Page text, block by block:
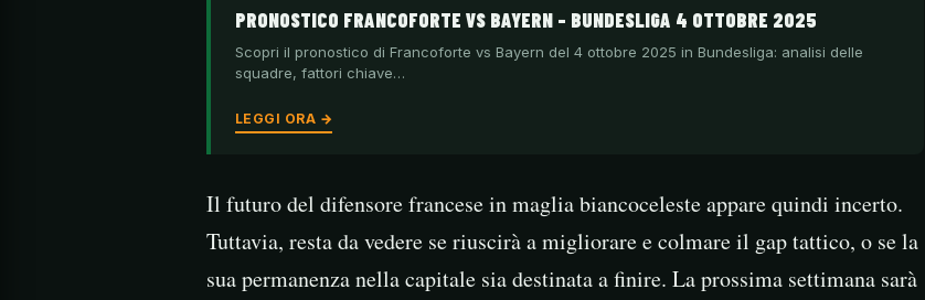
PRONOSTICO FRANCOFORTE VS BAYERN – BUNDESLIGA 4 OTTOBRE 2025
Scopri il pronostico di Francoforte vs Bayern del 4 ottobre 2025 in Bundesliga: analisi delle
squadre, fattori chiave…
LEGGI ORA →
Il futuro del difensore francese in maglia biancoceleste appare quindi incerto.
Tuttavia, resta da vedere se riuscirà a migliorare e colmare il gap tattico, o se la
sua permanenza nella capitale sia destinata a finire. La prossima settimana sarà